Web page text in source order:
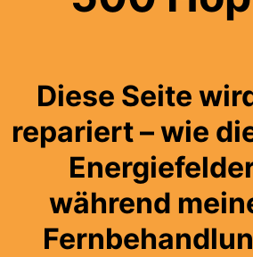
Diese Seite
repariert – wie
während